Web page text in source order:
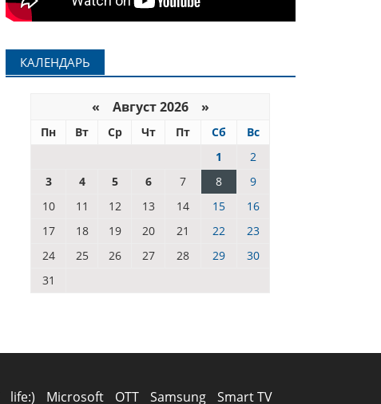
КАЛЕНДАРЬ
« Август 2026 »
Пн Вт Ср Чт Пт Сб
Вс
1
2
3
4 5 6 7 8
9
10
11 12 13 14 15
16
17
18 19 20 21 22
23
24
25 26 27 28 29
30
31
life:) Microsoft OTT Samsung Smart TV